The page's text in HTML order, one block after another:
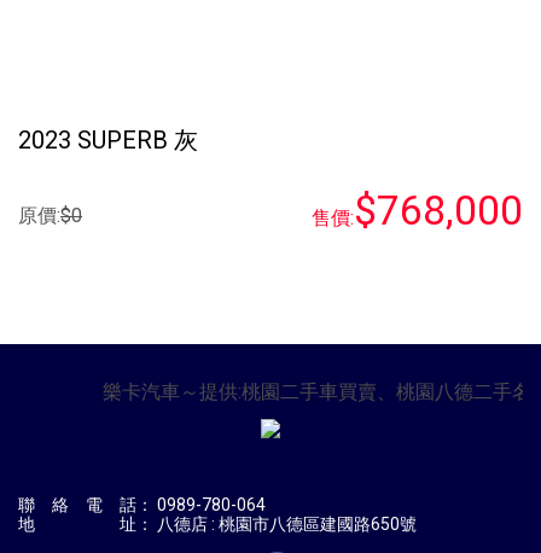
2023 SUPERB 灰
原價:$0 售價:$768,000
樂卡汽車～提供:桃園二手車買賣、桃園八德二手
聯 絡 電 話： 0989-780-064
地 址： 八德店 : 桃園市八德區建國路650號